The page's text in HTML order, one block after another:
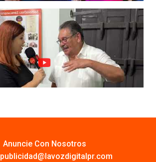
Anuncie Con Nosotros
publicidad@lavozdigitalpr.com